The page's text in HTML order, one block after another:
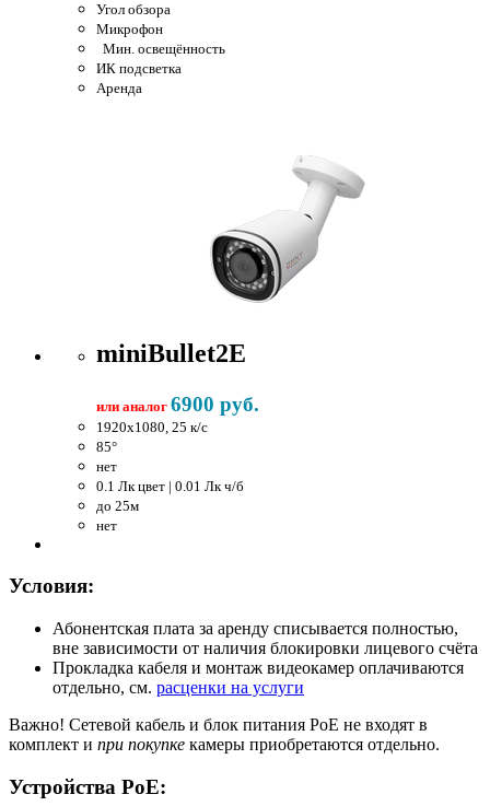
Угол обзора
Микрофон
Мин. освещённость
ИК подсветка
Аренда
miniBullet2E
или аналог 6900 руб.
1920x1080, 25 к/c
85°
нет
0.1 Лк цвет | 0.01 Лк ч/б
до 25м
нет
Условия:
Абонентская плата за аренду списывается полностью,
вне зависимости от наличия блокировки лицевого счёта
Прокладка кабеля и монтаж видеокамер оплачиваются
отдельно, см. расценки на услуги
Важно! Сетевой кабель и блок питания PoE не входят в
комплект и при покупке камеры приобретаются отдельно.
Устройства PoE: